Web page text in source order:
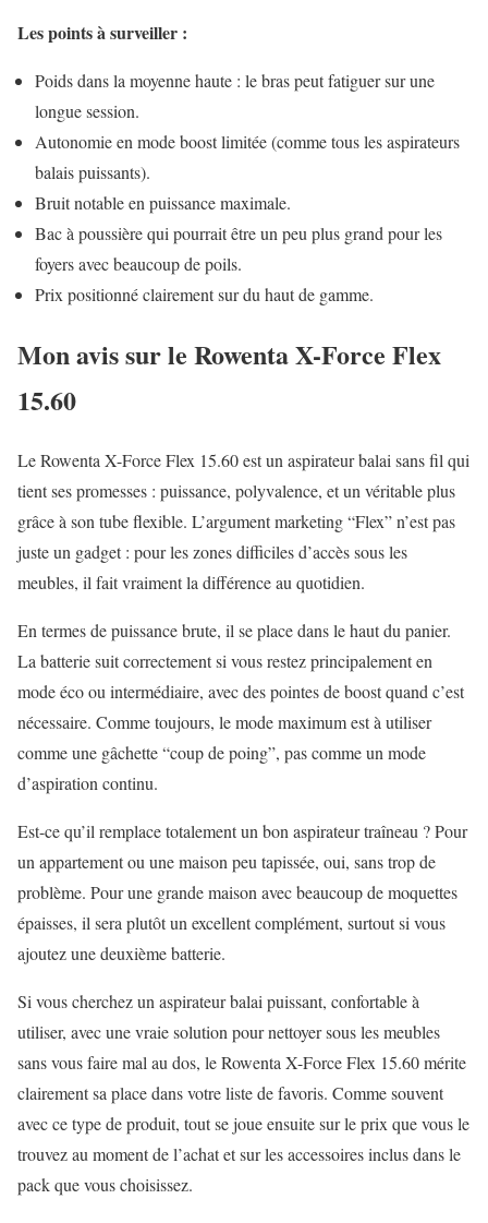
Les points à surveiller :
Poids dans la moyenne haute : le bras peut fatiguer sur une
longue session.
Autonomie en mode boost limitée (comme tous les aspirateurs
balais puissants).
Bruit notable en puissance maximale.
Bac à poussière qui pourrait être un peu plus grand pour les
foyers avec beaucoup de poils.
Prix positionné clairement sur du haut de gamme.
Mon avis sur le Rowenta X-Force Flex
15.60
Le Rowenta X-Force Flex 15.60 est un aspirateur balai sans fil qui
tient ses promesses : puissance, polyvalence, et un véritable plus
grâce à son tube flexible. L’argument marketing “Flex” n’est pas
juste un gadget : pour les zones difficiles d’accès sous les
meubles, il fait vraiment la différence au quotidien.
En termes de puissance brute, il se place dans le haut du panier.
La batterie suit correctement si vous restez principalement en
mode éco ou intermédiaire, avec des pointes de boost quand c’est
nécessaire. Comme toujours, le mode maximum est à utiliser
comme une gâchette “coup de poing”, pas comme un mode
d’aspiration continu.
Est-ce qu’il remplace totalement un bon aspirateur traîneau ? Pour
un appartement ou une maison peu tapissée, oui, sans trop de
problème. Pour une grande maison avec beaucoup de moquettes
épaisses, il sera plutôt un excellent complément, surtout si vous
ajoutez une deuxième batterie.
Si vous cherchez un aspirateur balai puissant, confortable à
utiliser, avec une vraie solution pour nettoyer sous les meubles
sans vous faire mal au dos, le Rowenta X-Force Flex 15.60 mérite
clairement sa place dans votre liste de favoris. Comme souvent
avec ce type de produit, tout se joue ensuite sur le prix que vous le
trouvez au moment de l’achat et sur les accessoires inclus dans le
pack que vous choisissez.